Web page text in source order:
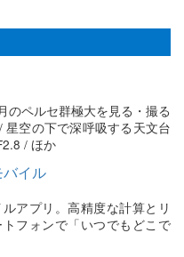
のペルセ群極大を見る・撮る
空の下で深呼吸する天文台
/ ほか
イル
アプリ。高精度な計算とリ
フォンで「いつでもどこで